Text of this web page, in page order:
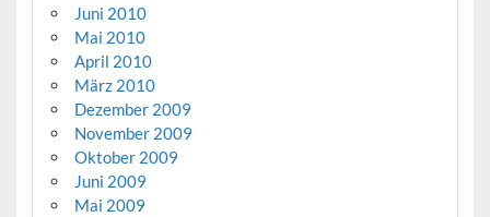
Juni 2010
Mai 2010
April 2010
März 2010
Dezember 2009
November 2009
Oktober 2009
Juni 2009
Mai 2009